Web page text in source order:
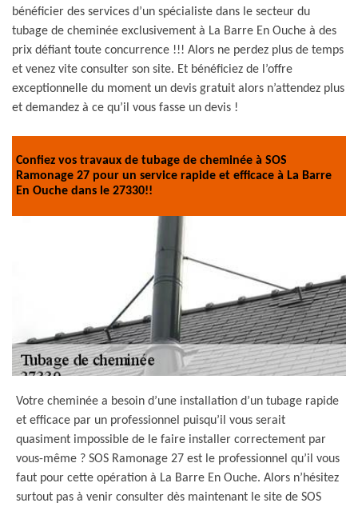
bénéficier des services d’un spécialiste dans le secteur du
tubage de cheminée exclusivement à La Barre En Ouche à des
prix défiant toute concurrence !!! Alors ne perdez plus de temps
et venez vite consulter son site. Et bénéficiez de l’offre
exceptionnelle du moment un devis gratuit alors n’attendez plus
et demandez à ce qu’il vous fasse un devis !
Confiez vos travaux de tubage de cheminée à SOS
Ramonage 27 pour un service rapide et efficace à La Barre
En Ouche dans le 27330!!
Votre cheminée a besoin d’une installation d’un tubage rapide
et efficace par un professionnel puisqu’il vous serait
quasiment impossible de le faire installer correctement par
vous-même ? SOS Ramonage 27 est le professionnel qu’il vous
faut pour cette opération à La Barre En Ouche. Alors n’hésitez
surtout pas à venir consulter dès maintenant le site de SOS